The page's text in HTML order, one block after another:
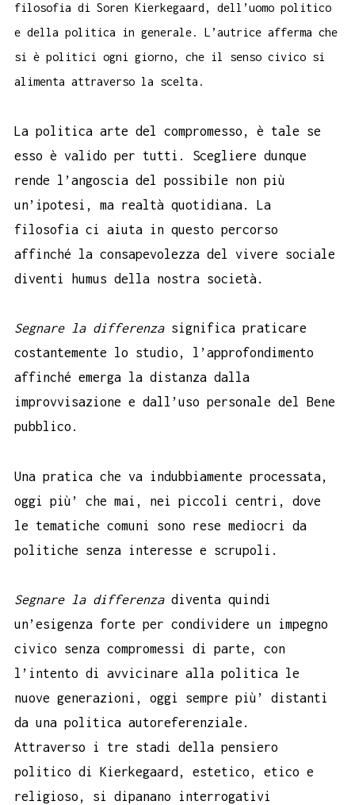
filosofia di Soren Kierkegaard, dell’uomo politico
e della politica in generale. L’autrice afferma che
si è politici ogni giorno, che il senso civico si
alimenta attraverso la scelta.
La politica arte del compromesso, è tale se
esso è valido per tutti. Scegliere dunque
rende l’angoscia del possibile non più
un’ipotesi, ma realtà quotidiana. La
filosofia ci aiuta in questo percorso
affinché la consapevolezza del vivere sociale
diventi humus della nostra società.
Segnare la differenzasignifica praticare
costantemente lo studio, l’approfondimento
affinché emerga la distanza dalla
improvvisazione e dall’uso personale del Bene
pubblico.
Una pratica che va indubbiamente processata,
oggi più’ che mai, nei piccoli centri, dove
le tematiche comuni sono rese mediocri da
politiche senza interesse e scrupoli.
Segnare la differenzadiventa quindi
un’esigenza forte per condividere un impegno
civico senza compromessi di parte, con
l’intento di avvicinare alla politica le
nuove generazioni, oggi sempre più’ distanti
da una politica autoreferenziale.
Attraverso i tre stadi della pensiero
politico di Kierkegaard, estetico, etico e
religioso, si dipanano interrogativi